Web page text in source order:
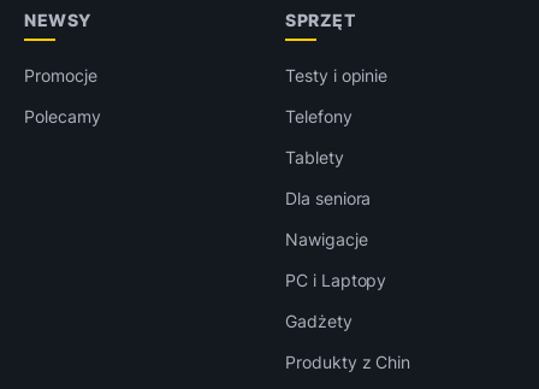
NEWSY
Promocje
Polecamy
SPRZĘT
Testy i opinie
Telefony
Tablety
Dla seniora
Nawigacje
PC i Laptopy
Gadżety
Produkty z Chin